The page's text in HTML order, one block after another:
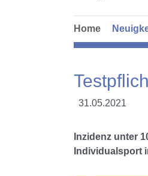
Home
31.05.2021
Inzidenz unter
Individualsport